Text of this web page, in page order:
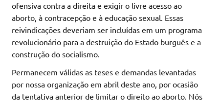
ofensiva contra a direita e exigir o livre acesso ao
aborto, à contracepção e à educação sexual. Essas
reivindicações deveriam ser incluídas em um programa
revolucionário para a destruição do Estado burguês e a
construção do socialismo.
Permanecem válidas as teses e demandas levantadas
por nossa organização em abril deste ano, por ocasião
da tentativa anterior de limitar o direito ao aborto. Nós